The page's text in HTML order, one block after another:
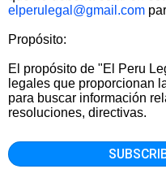
elperulegal@gmail.com
Propósito:
El propósito de "El Peru
legales que proporcionan
para buscar información
resoluciones, directivas.